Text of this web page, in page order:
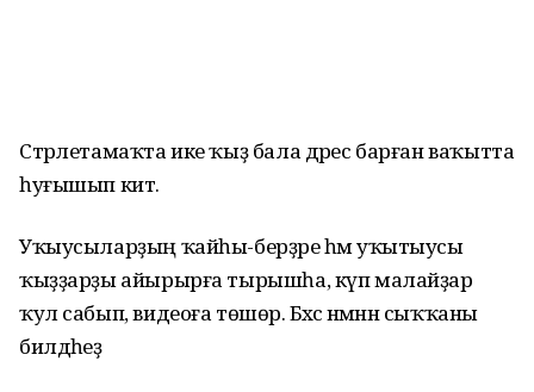
Стәрлетамаҡта ике ҡыҙ бала дәрес барған ваҡытта
һуғышып китә.
Уҡыусыларҙың ҡайһы-берҙәре һәм уҡытыусы
ҡыҙҙарҙы айырырға тырышһа, күп малайҙар
ҡул сабып, видеоға төшөрә. Бәхәс нәмәнән сыҡҡаны
билдәһеҙ